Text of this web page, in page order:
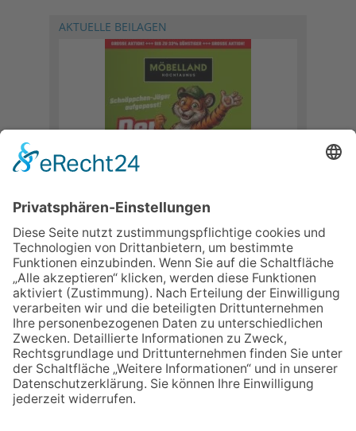
e
Se
ite
›
Se
ite
AKTUELLE BEILAGEN
HERUNTERLADEN